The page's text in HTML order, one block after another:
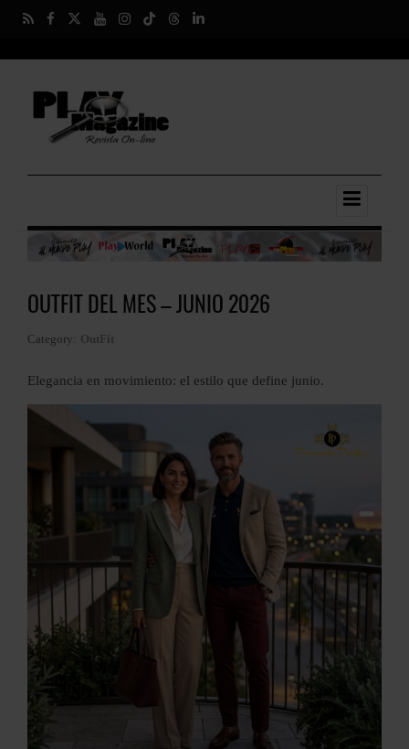
OUTFIT DEL MES – JUNIO 2026
Category: OutFit
Elegancia en movimiento: el estilo que define junio.